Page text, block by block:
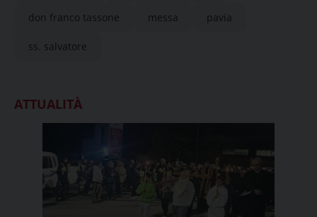
don franco tassone messa pavia
ss. salvatore
ATTUALITÀ